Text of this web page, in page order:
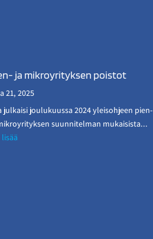
ja mikroyrityksen poistot
21, 2025
julkaisi joulukuussa 2024 yleisohjeen pien-
suunnitelman mukaisista...